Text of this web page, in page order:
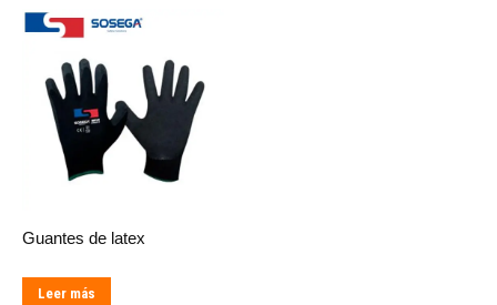
Guantes de latex
Leer más